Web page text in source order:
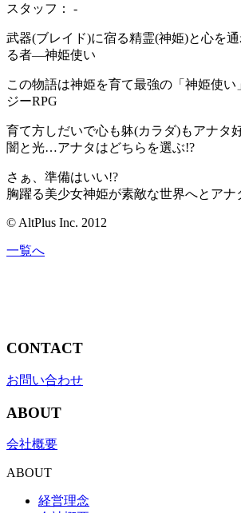
スタッフ： -
武器(ブレイド)に宿る精霊(神姫)と心を
る者―神姫使い
この物語は神姫を育て最強の「神姫使い
ジーRPG
育て方しだいで心も躰(カラダ)もアナタ
闇と光…アナタはどちらを選ぶ!?
さぁ、準備はいい!?
胸躍る美少女神姫が素敵な世界へとアナ
© AltPlus Inc. 2012
一覧へ
CONTACT
お問い合わせ
ABOUT
会社概要
ABOUT
経営理念